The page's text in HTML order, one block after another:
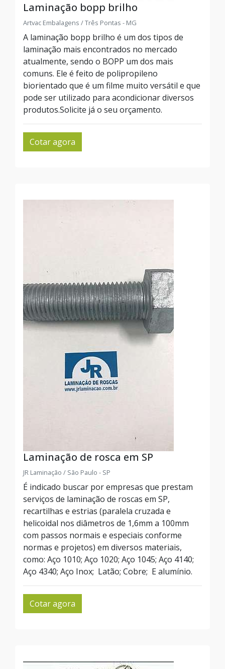
Laminação bopp brilho
Artvac Embalagens / Três Pontas - MG
A laminação bopp brilho é um dos tipos de
laminação mais encontrados no mercado
atualmente, sendo o BOPP um dos mais
comuns. Ele é feito de polipropileno
biorientado que é um filme muito versátil e que
pode ser utilizado para acondicionar diversos
produtos.Solicite já o seu orçamento.
Cotar agora
Laminação de rosca em SP
JR Laminação / São Paulo - SP
É indicado buscar por empresas que prestam
serviços de laminação de roscas em SP,
recartilhas e estrias (paralela cruzada e
helicoidal nos diâmetros de 1,6mm a 100mm
com passos normais e especiais conforme
normas e projetos) em diversos materiais,
como: Aço 1010; Aço 1020; Aço 1045; Aço 4140;
Aço 4340; Aço Inox; Latão; Cobre; E alumínio.
Cotar agora